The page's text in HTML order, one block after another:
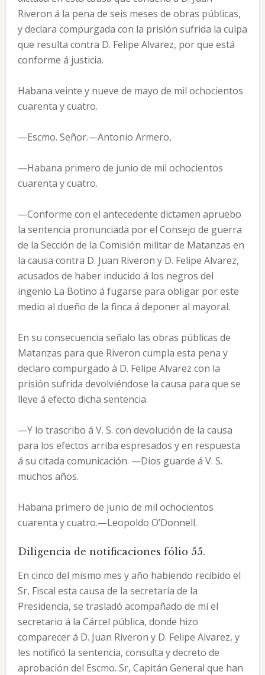
Riveron á la pena de seis meses de obras públicas,
y declara compurgada con la prisión sufrida la culpa
que resulta contra D. Felipe Alvarez, por que está
conforme á justicia.
Habana veinte y nueve de mayo de mil ochocientos
cuarenta y cuatro.
—Escmo. Señor.—Antonio Armero,
—Habana primero de junio de mil ochocientos
cuarenta y cuatro.
—Conforme con el antecedente dictamen apruebo
la sentencia pronunciada por el Consejo de guerra
de la Sección de la Comisión militar de Matanzas en
la causa contra D. Juan Riveron y D. Felipe Alvarez,
acusados de haber inducido á los negros del
ingenio La Botino á fugarse para obligar por este
medio al dueño de la finca á deponer al mayoral.
En su consecuencia señalo las obras públicas de
Matanzas para que Riveron cumpla esta pena y
declaro compurgado á D. Felipe Alvarez con la
prisión sufrida devolviéndose la causa para que se
lleve á efecto dicha sentencia.
—Y lo trascribo á V. S. con devolución de la causa
para los efectos arriba espresados y en respuesta
á su citada comunicación. —Dios guarde á V. S.
muchos años.
Habana primero de junio de mil ochocientos
cuarenta y cuatro.—Leopoldo O’Donnell.
Diligencia de notificaciones fólio 55.
En cinco del mismo mes y año habiendo recibido el
Sr, Fiscal esta causa de la secretaría de la
Presidencia, se trasladó acompañado de mí el
secretario á la Cárcel pública, donde hizo
comparecer á D. Juan Riveron y D. Felipe Alvarez, y
les notificó la sentencia, consulta y decreto de
aprobación del Escmo. Sr, Capitán General que han